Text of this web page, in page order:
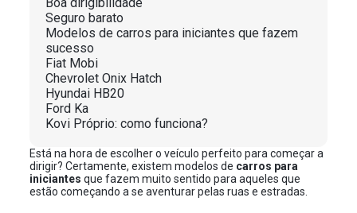
Seguro barato
Modelos de carros para iniciantes que fazem
sucesso
Fiat Mobi
Chevrolet Onix Hatch
Hyundai HB20
Ford Ka
Kovi Próprio: como funciona?
Está na hora de escolher o veículo perfeito para começar a
dirigir? Certamente, existem modelos de carros para
iniciantes que fazem muito sentido para aqueles que
estão começando a se aventurar pelas ruas e estradas.